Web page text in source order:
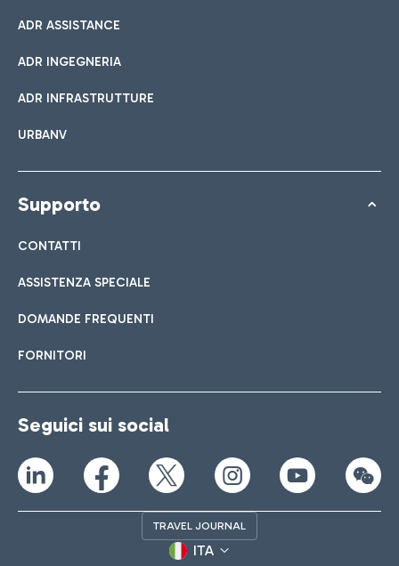
ADR ASSISTANCE
ADR INGEGNERIA
ADR INFRASTRUTTURE
URBANV
Supporto
CONTATTI
ASSISTENZA SPECIALE
DOMANDE FREQUENTI
FORNITORI
Seguici sui social
TRAVEL JOURNAL
ITA